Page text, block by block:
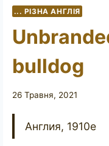
... РІЗНА АНГЛІЯ
bulldog
26 Травня, 2021
Англия, 1910е